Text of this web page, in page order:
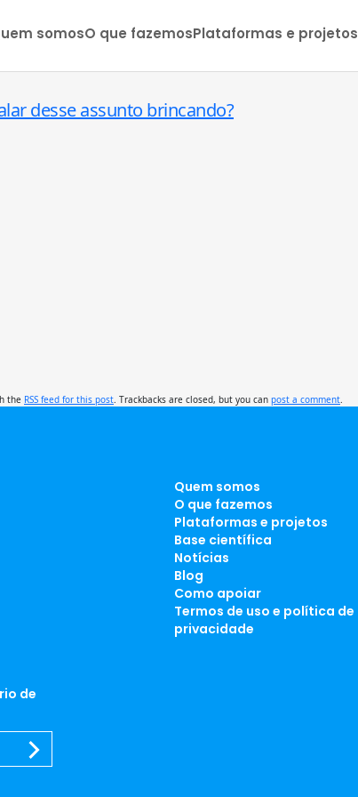
somosO que fazemosPlataformas e projetos
desse assunto brincando?
the RSS feed for this post . Trackbacks are closed, but you can post a comment
de
Quem somos
O que fazemos
Plataformas e projetos
Base científica
Notícias
Blog
Como apoiar
Termos de uso e política de
privacidade